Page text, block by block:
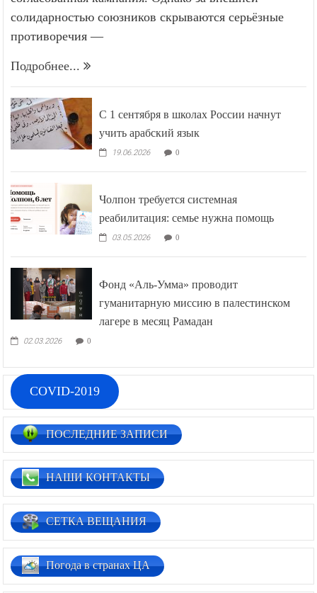
солидарностью союзников скрываются серьёзные
противоречия —
Подробнее...
С 1 сентября в школах России начнут
учить арабский язык
19.06.2026 0
Чолпон требуется системная
реабилитация: семье нужна помощь
03.05.2026 0
Фонд «Аль-Умма» проводит
гуманитарную миссию в палестинском
лагере в месяц Рамадан
02.03.2026 0
COVID-2019
ПОСЛЕДНИЕ ЗАПИСИ
НАШИ КОНТАКТЫ
СЕТКА ВЕЩАНИЯ
Погода в странах ЦА